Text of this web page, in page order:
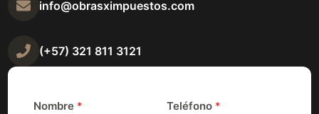
info@obrasximpuestos.com
(+57) 321 811 3121
Nombre * Teléfono *